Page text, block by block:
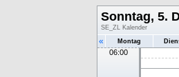
Sonntag, 5.
SE_ZL Kalender
« Montag
06:00